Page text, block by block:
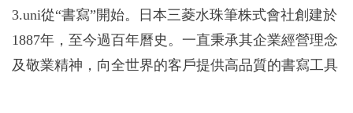
3.uni從“書寫”開始。日本三菱水珠筆株式會社創建於
1887年，至今過百年曆史。一直秉承其企業經營理念
及敬業精神，向全世界的客戶提供高品質的書寫工具